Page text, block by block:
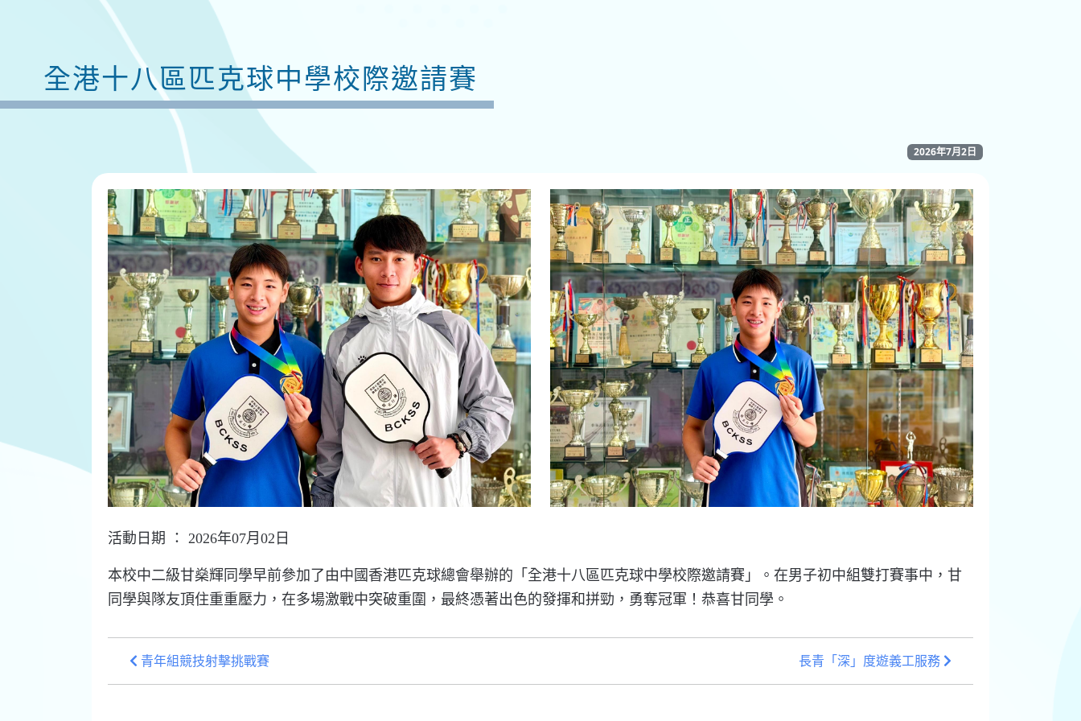
全港十八區匹克球中學校際邀請賽
2026年7月2日
活動日期 ： 2026年07月02日
本校中二級甘燊輝同學早前參加了由中國香港匹克球總會舉辦的「全港十八區匹克球中學校際邀請賽」。在男子初中組雙打賽事中，甘
同學與隊友頂住重重壓力，在多場激戰中突破重圍，最終憑著出色的發揮和拼勁，勇奪冠軍！恭喜甘同學。
青年組競技射擊挑戰賽 長青「深」度遊義工服務